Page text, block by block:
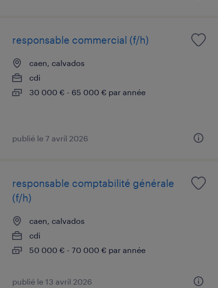
responsable commercial (f/h)
caen, calvados
cdi
30 000 € - 65 000 € par année
publié le 7 avril 2026
responsable comptabilité générale
(f/h)
caen, calvados
cdi
50 000 € - 70 000 € par année
publié le 13 avril 2026